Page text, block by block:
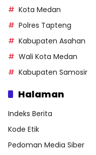
Kota Medan
Polres Tapteng
Kabupaten Asahan
Wali Kota Medan
Kabupaten Samosir
Halaman
Indeks Berita
Kode Etik
Pedoman Media Siber